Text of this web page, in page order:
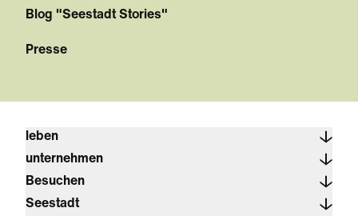
Blog "Seestadt Stories"
Presse
leben
unternehmen
Besuchen
Seestadt